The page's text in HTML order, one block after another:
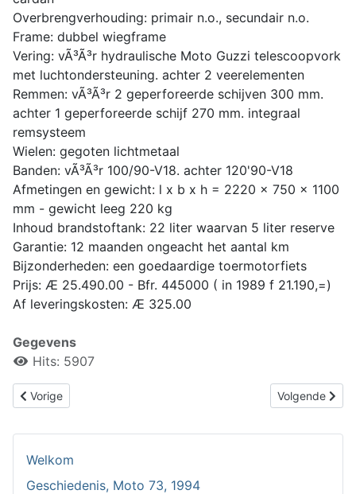
Welkom
Geschiedenis, Moto 73, 1994
Overbrengverhouding: primair n.o., secundair n.o.
Frame: dubbel wiegframe
Vering: vÃ³Ã³r hydraulische Moto Guzzi telescoopvork
met luchtondersteuning. achter 2 veerelementen
Remmen: vÃ³Ã³r 2 geperforeerde schijven 300 mm.
achter 1 geperforeerde schijf 270 mm. integraal
remsysteem
Wielen: gegoten lichtmetaal
Banden: vÃ³Ã³r 100/90-V18. achter 120'90-V18
Afmetingen en gewicht: l x b x h = 2220 x 750 x 1100
mm - gewicht leeg 220 kg
Inhoud brandstoftank: 22 liter waarvan 5 liter reserve
Garantie: 12 maanden ongeacht het aantal km
Bijzonderheden: een goedaardige toermotorfiets
Prijs: Æ 25.490.00 - Bfr. 445000 ( in 1989 f 21.190,=)
Af leveringskosten: Æ 325.00
Gegevens
Hits: 5907
Vorig artikel: 1000 SP II Rijtest deel 3
Vorige Volgende
Volgende